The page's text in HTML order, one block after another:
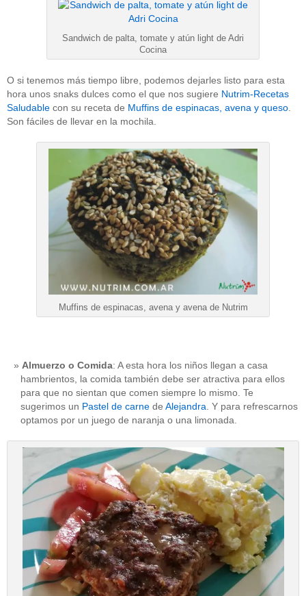
Sandwich de palta, tomate y atún light de Adri
Cocina
O si tenemos más tiempo libre, podemos dejarles listo para esta
hora unos snaks dulces como el que nos sugiere Nutrim-Recetas
Saludable con su receta de Muffins de espinacas, avena y queso.
Son fáciles de llevar en la mochila.
Muffins de espinacas, avena y avena de Nutrim
Almuerzo o Comida: A esta hora los niños llegan a casa
hambrientos, la comida también debe ser atractiva para ellos
para que no sientan que comen siempre lo mismo. Te
sugerimos un Pastel de carne de Alejandra . Y para refrescarnos
optamos por un juego de naranja o una limonada.